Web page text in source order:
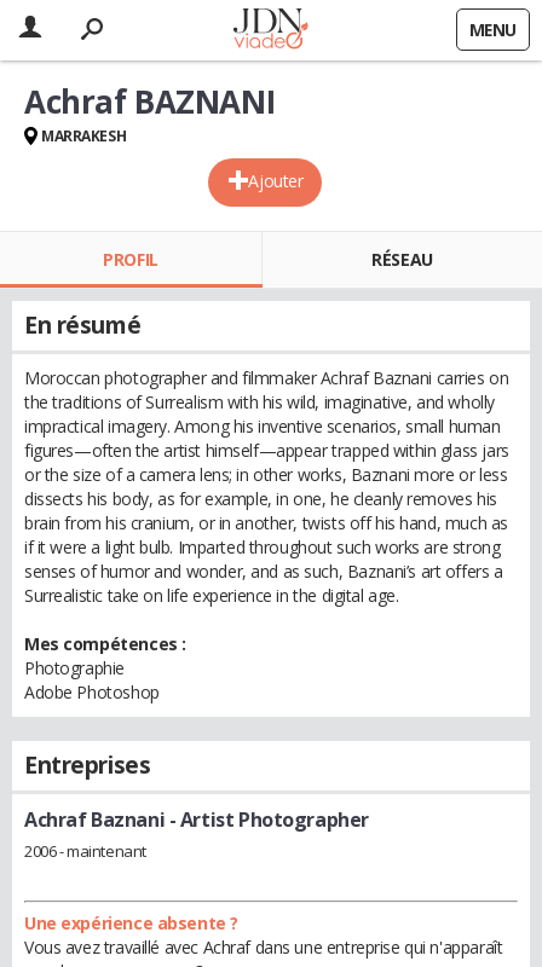
MENU
Ajouter
Achraf BAZNANI
MARRAKESH
PROFIL RÉSEAU
En résumé
Moroccan photographer and filmmaker Achraf Baznani carries on
the traditions of Surrealism with his wild, imaginative, and wholly
impractical imagery. Among his inventive scenarios, small human
figures—often the artist himself—appear trapped within glass jars
or the size of a camera lens; in other works, Baznani more or less
dissects his body, as for example, in one, he cleanly removes his
brain from his cranium, or in another, twists off his hand, much as
if it were a light bulb. Imparted throughout such works are strong
senses of humor and wonder, and as such, Baznani’s art offers a
Surrealistic take on life experience in the digital age.
Mes compétences :
Photographie
Adobe Photoshop
Entreprises
Achraf Baznani - Artist Photographer
2006 - maintenant
Une expérience absente ?
Vous avez travaillé avec Achraf dans une entreprise qui n'apparaît